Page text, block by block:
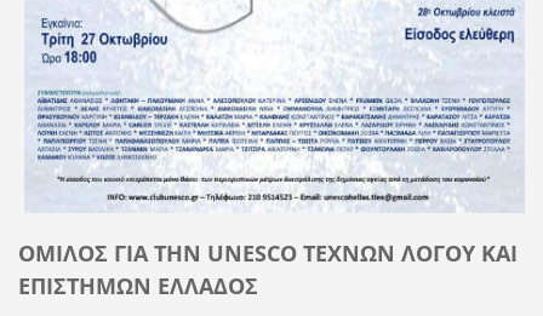
ΟΜΙΛΟΣ ΓΙΑ ΤΗΝ UNESCO ΤΕΧΝΩΝ ΛΟΓΟΥ ΚΑΙ
ΕΠΙΣΤΗΜΩΝ ΕΛΛΑΔΟΣ